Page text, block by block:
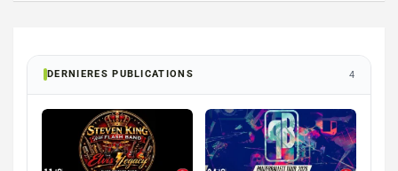
DERNIERES PUBLICATIONS 4